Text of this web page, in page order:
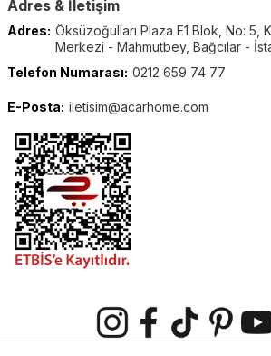
Adres & İletişim
Adres: Öksüzoğulları Plaza E1 Blok, No: 5,
Merkezi - Mahmutbey, Bağcılar -
Telefon Numarası: 0212 659 74 77
E-Posta: iletisim@acarhome.com